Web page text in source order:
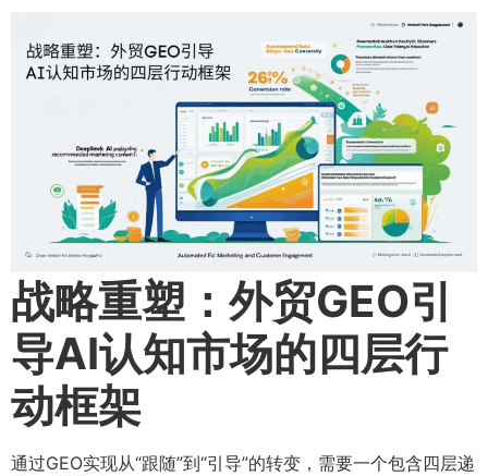
战略重塑：外贸GEO引
导AI认知市场的四层行
动框架
通过GEO实现从“跟随”到“引导”的转变，需要一个包含四层递